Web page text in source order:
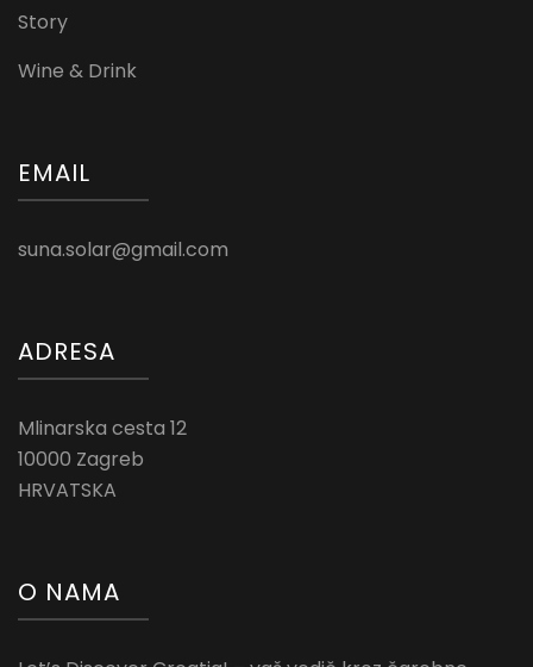
Story
Wine & Drink
EMAIL
suna.solar@gmail.com
ADRESA
Mlinarska cesta 12
10000 Zagreb
HRVATSKA
O NAMA